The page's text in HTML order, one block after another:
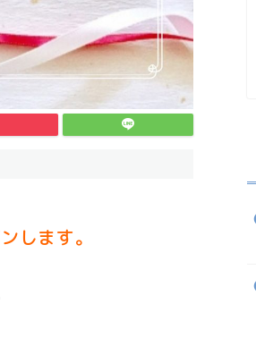
します。